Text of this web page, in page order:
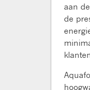
aan
de